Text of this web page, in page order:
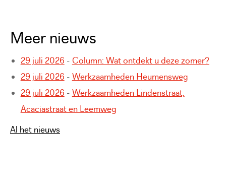
Meer nieuws
29 juli 2026 - Column: Wat ontdekt u deze zomer?
29 juli 2026 - Werkzaamheden Heumensweg
29 juli 2026 - Werkzaamheden Lindenstraat,
Acaciastraat en Leemweg
Al het nieuws